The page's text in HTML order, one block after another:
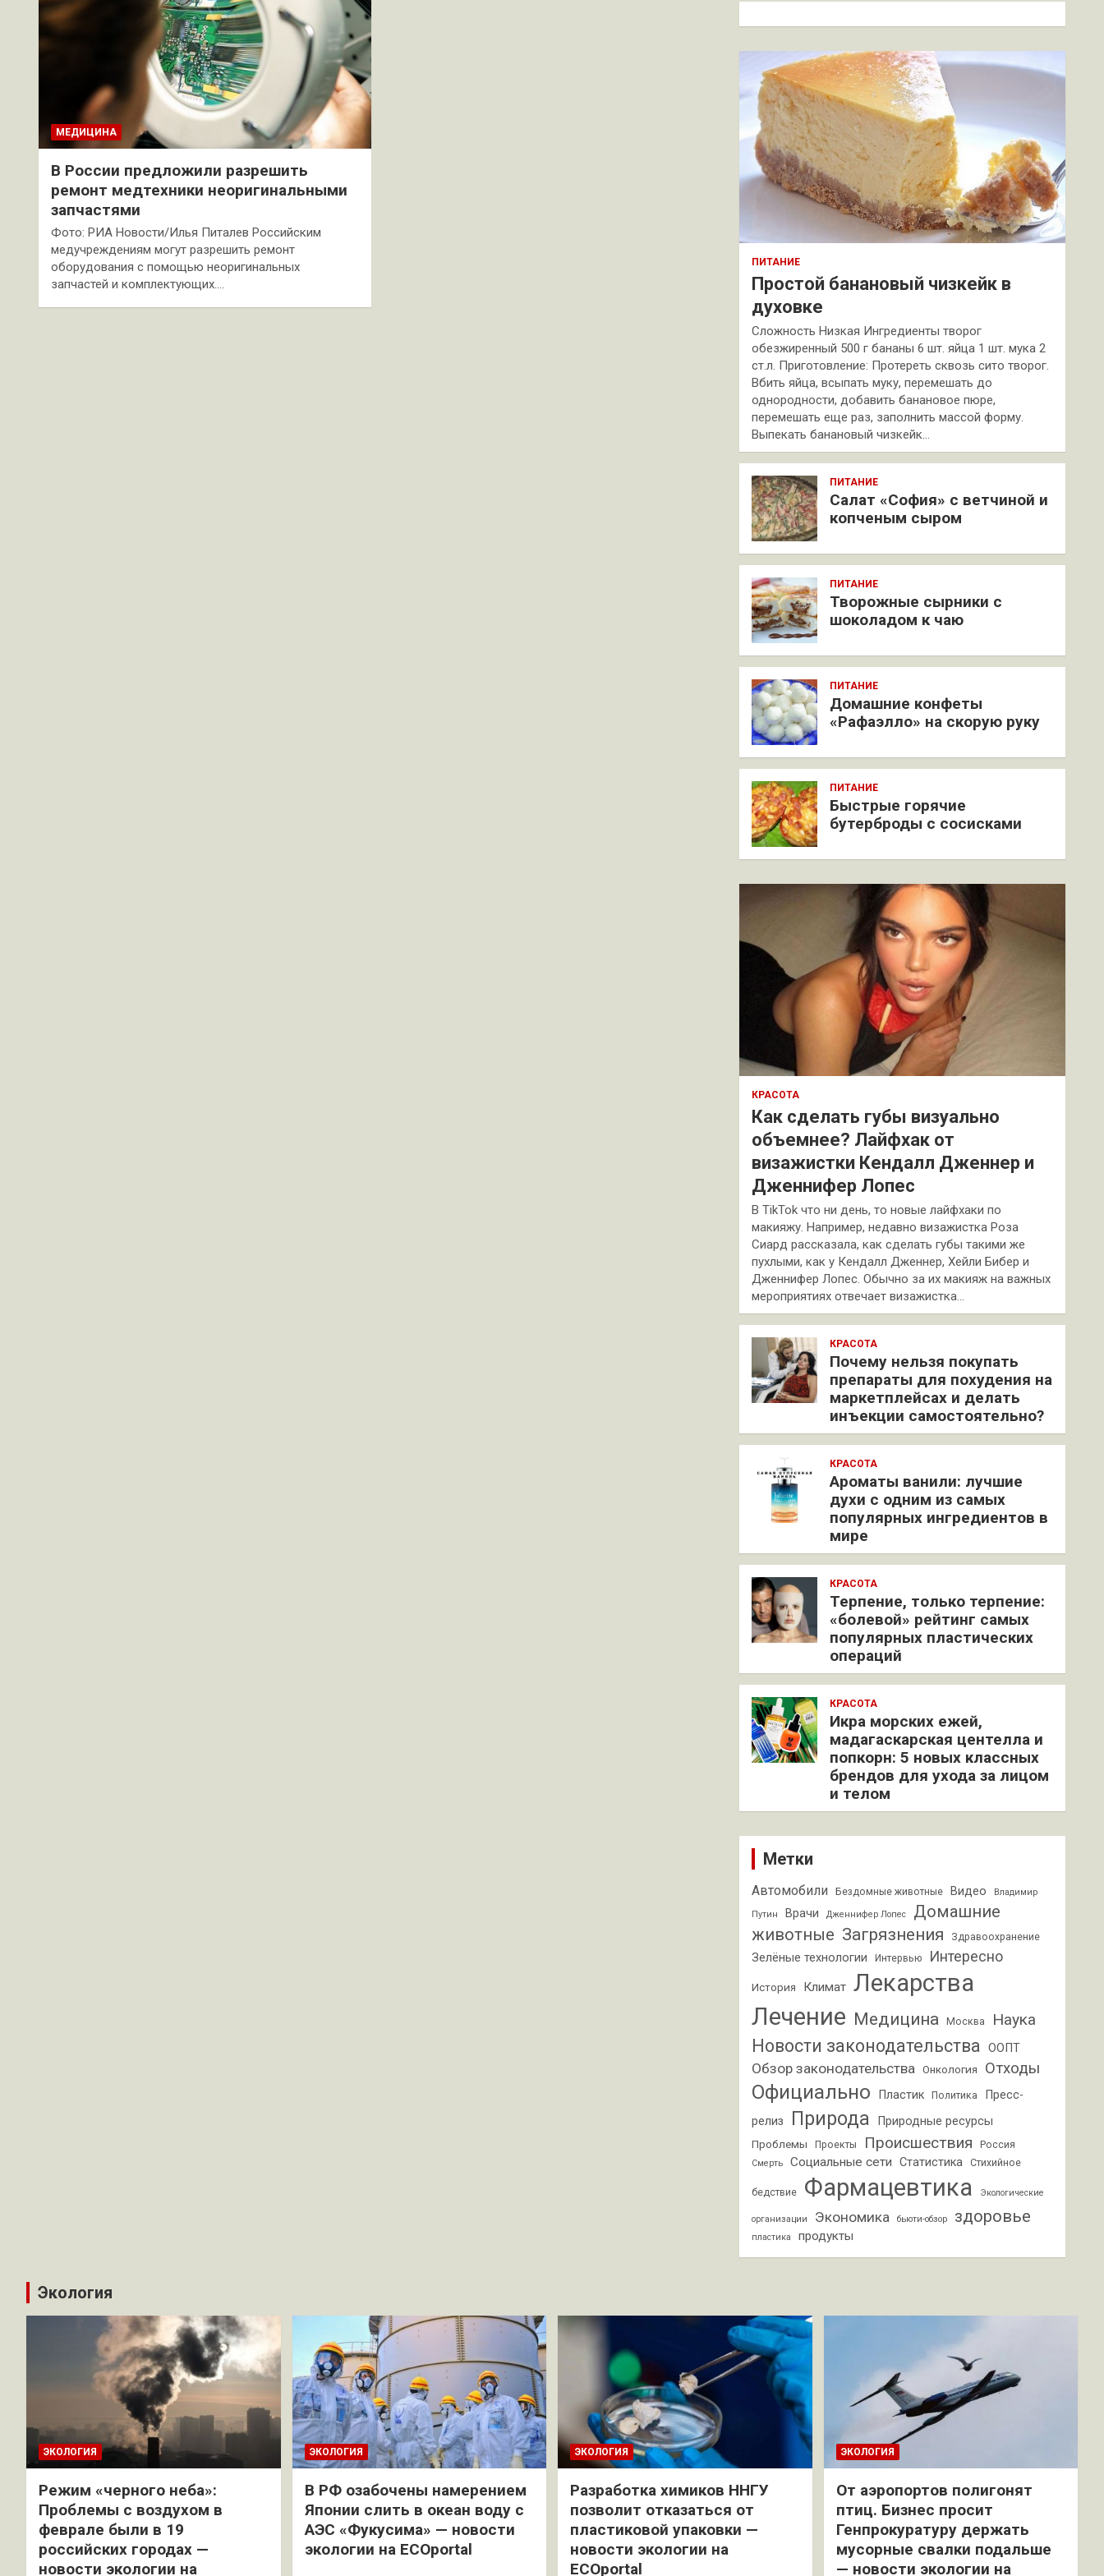
МЕДИЦИНА
В России предложили разрешить
ремонт медтехники неоригинальными
запчастями
Фото: РИА Новости/Илья Питалев Российским
медучреждениям могут разрешить ремонт
оборудования с помощью неоригинальных
запчастей и комплектующих.…
к
ПИТАНИЕ
Простой банановый чизкейк в
духовке
Сложность Низкая Ингредиенты творог
обезжиренный 500 г бананы 6 шт. яйца 1 шт. мука 2
ст.л. Приготовление: Протереть сквозь сито творог.
Вбить яйца, всыпать муку, перемешать до
однородности, добавить банановое пюре,
перемешать еще раз, заполнить массой форму.
Выпекать банановый чизкейк…
ПИТАНИЕ
Салат «София» с ветчиной и
копченым сыром
ПИТАНИЕ
Творожные сырники с
шоколадом к чаю
ПИТАНИЕ
Домашние конфеты
«Рафаэлло» на скорую руку
ПИТАНИЕ
Быстрые горячие
бутерброды с сосисками
КРАСОТА
Как сделать губы визуально
объемнее? Лайфхак от
визажистки Кендалл Дженнер и
Дженнифер Лопес
В TikTok что ни день, то новые лайфхаки по
макияжу. Например, недавно визажистка Роза
Сиард рассказала, как сделать губы такими же
пухлыми, как у Кендалл Дженнер, Хейли Бибер и
Дженнифер Лопес. Обычно за их макияж на важных
мероприятиях отвечает визажистка…
КРАСОТА
Почему нельзя покупать
препараты для похудения на
маркетплейсах и делать
инъекции самостоятельно?
КРАСОТА
Ароматы ванили: лучшие
духи с одним из самых
популярных ингредиентов в
мире
КРАСОТА
Терпение, только терпение:
«болевой» рейтинг самых
популярных пластических
операций
КРАСОТА
Икра морских ежей,
мадагаскарская центелла и
попкорн: 5 новых классных
брендов для ухода за лицом
и телом
Метки
Автомобили Бездомные животные Видео Владимир
Путин Врачи Дженнифер Лопес
Домашние
животные Загрязнения Здравоохранение
Зелёные технологии Интервью Интересно
История Климат Лекарства
Лечение Медицина Москва Наука
Новости законодательства ООПТ
Обзор законодательства Онкология Отходы
Официально Пластик Политика
Пресс-
релиз
Природа Природные ресурсы
Проблемы Проекты Происшествия Россия
Смерть Социальные сети Статистика Стихийное
бедствие Фармацевтика Экологические
организации Экономика бьюти-обзор здоровье
пластика продукты
Экология
ЭКОЛОГИЯ
Режим «черного неба»:
Проблемы с воздухом в
феврале были в 19
российских городах —
новости экологии на
ЭКОЛОГИЯ
В РФ озабочены намерением
Японии слить в океан воду с
АЭС «Фукусима» — новости
экологии на ECOportal
ЭКОЛОГИЯ
Разработка химиков ННГУ
позволит отказаться от
пластиковой упаковки —
новости экологии на
ECOportal
ЭКОЛОГИЯ
От аэропортов полигонят
птиц. Бизнес просит
Генпрокуратуру держать
мусорные свалки подальше
— новости экологии на